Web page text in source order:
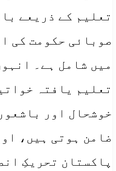
تعلیم کے ذریعے
صوبائی حکومت کی
میں شامل ہے۔
تعلیم یافتہ
خوشحال اور
ضامن ہوتی ہیں،
پاکستان تحریکِ